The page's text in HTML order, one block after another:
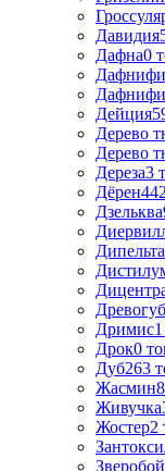
Давидия
Дафна0
Дейция
Дерево
Дерево
Дереза3
Дёрен442
Дзельква
Дипельта
Дримис1
Дрок0
Дуб263
Жасмин8
Живучка
Жостер2
Зверобой